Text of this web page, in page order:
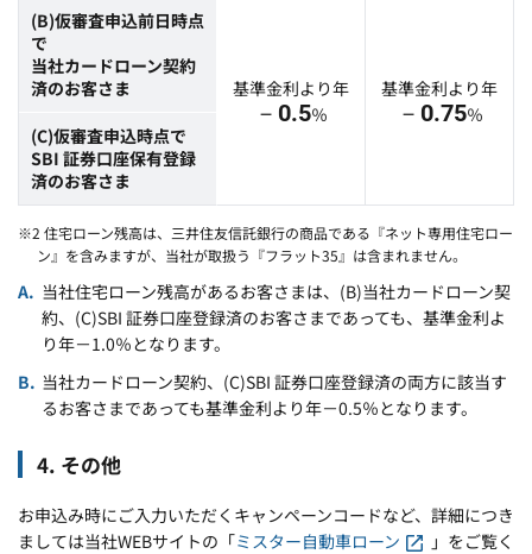
(B)仮審査申込前日時点
で
当社カードローン契約
済のお客さま
基準金利より年
－0.5％
基準金利より年
－0.75％
(C)仮審査申込時点で
SBI 証券口座保有登録
済のお客さま
※2 住宅ローン残高は、三井住友信託銀行の商品である『ネット専用住宅ロー
ン』を含みますが、当社が取扱う『フラット35』は含まれません。
当社住宅ローン残高があるお客さまは、(B)当社カードローン契
約、(C)SBI 証券口座登録済のお客さまであっても、基準金利よ
り年－1.0％となります。
当社カードローン契約、(C)SBI 証券口座登録済の両方に該当す
るお客さまであっても基準金利より年－0.5％となります。
4. その他
お申込み時にご入力いただくキャンペーンコードなど、詳細につき
ましては当社WEBサイトの「ミスター自動車ローン
」をご覧く